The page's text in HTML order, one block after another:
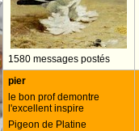
1580 messages postés
pier
le bon prof demontre
l'excellent inspire
Pigeon de Platine